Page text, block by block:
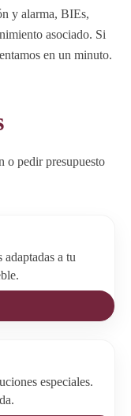
y alarma, BIEs,
asociado. Si
en un minuto.
o pedir presupuesto
a tu
especiales.